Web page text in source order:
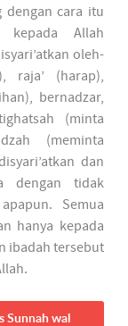
dengan cara itu
kepada Allah
oleh-
raja’ (harap),
bernadzar,
(minta
(meminta
dan
dengan tidak
Semua
hanya kepada
ibadah tersebut
Sunnah wal